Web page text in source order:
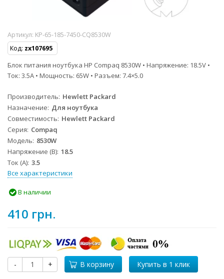
Артикул: KP-65-185-7450-CQ8530W
Код: zx107695
Блок питания ноутбука HP Compaq 8530W • Напряжение: 18.5V •
Ток: 3.5A • Мощность: 65W • Разъем: 7.4×5.0
Производитель Hewlett Packard
Назначение Для ноутбука
Совместимость Hewlett Packard
Серия Compaq
Модель 8530W
Напряжение (В) 18.5
Ток (А) 3.5
Все характеристики
В наличии
410 грн.
- + В корзину